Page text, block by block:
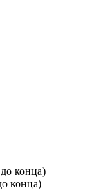
конца)
конца)